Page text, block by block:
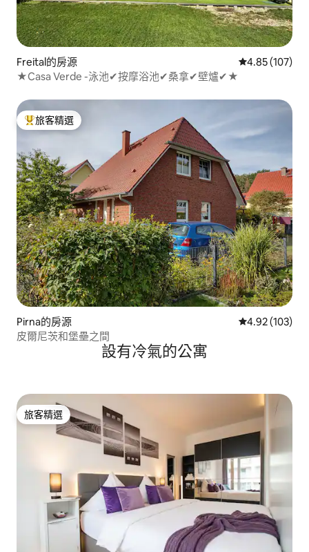
Freital的房源 從 107 則評價
4.85 (107)
★Casa Verde -泳池✔按摩浴池✔桑拿✔壁爐✔★
旅客精選榜首
旅客精選
Pirna的房源 從 103 則評價
4.92 (103)
皮爾尼茨和堡壘之間
設有冷氣的公寓
旅客精選
旅客精選